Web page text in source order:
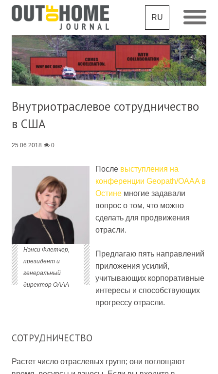
RU
Внутриотраслевое сотрудничество
в США
25.06.2018 0
Нэнси Флетчер,
президент и
генеральный
директор OAAA
После выступления на
конференции Geopath/OAAA в
Остинемногие задавали
вопрос о том, что можно
сделать для продвижения
отрасли.
Предлагаю пять направлений
приложения усилий,
учитывающих корпоративные
интересы и способствующих
прогрессу отрасли.
СОТРУДНИЧЕСТВО
Растет число отраслевых групп; они поглощают